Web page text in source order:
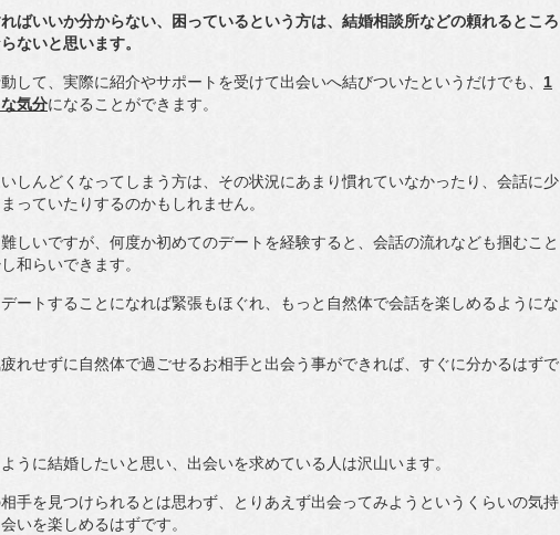
ばいいか分からない、困っているという方は、結婚相談所などの頼れるところ
ないと思います。
して、実際に紹介やサポートを受けて出会いへ結びついたというだけでも、 1
気分になることができます。
しんどくなってしまう方は、その状況にあまり慣れていなかったり、会話に少
っていたりするのかもしれません。
しいですが、何度か初めてのデートを経験すると、会話の流れなども掴むこと
和らいできます。
ートすることになれば緊張もほぐれ、もっと自然体で会話を楽しめるようにな
れせずに自然体で過ごせるお相手と出会う事ができれば、すぐに分かるはずで
うに結婚したいと思い、出会いを求めている人は沢山います。
手を見つけられるとは思わず、とりあえず出会ってみようというくらいの気持
いを楽しめるはずです。